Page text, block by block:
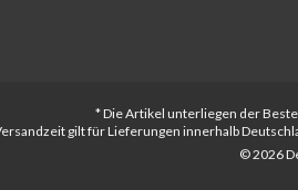
* Die Artikel unterliegen der
gilt für Lieferungen innerhalb
© 2026